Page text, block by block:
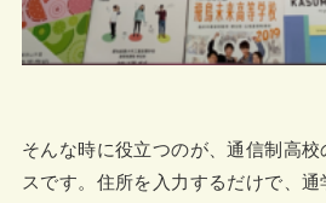
そんな時に役立つのが、通信制高
スです。住所を入力するだけで、